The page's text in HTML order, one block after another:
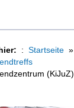
Startseite
(KiJuZ)